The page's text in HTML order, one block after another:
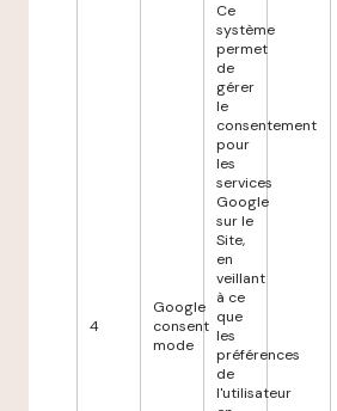
4
Google
consent
mode
Ce
système
permet
de
gérer
le
consentement
pour
les
services
Google
sur le
Site,
en
veillant
à ce
que
les
préférences
de
l'utilisateur